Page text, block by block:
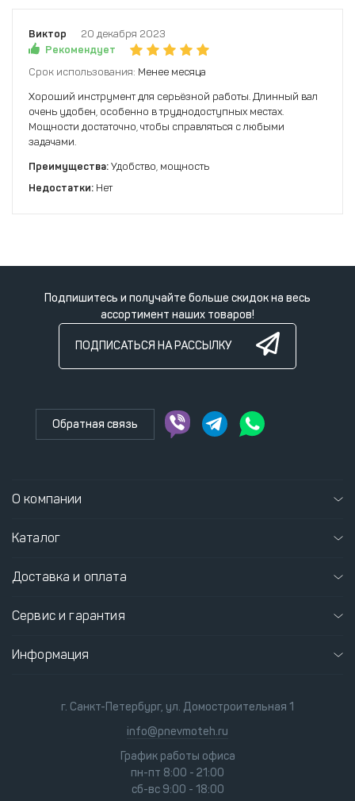
Виктор
20 декабря 2023
Рекомендует
Срок использования: Менее месяца
Хороший инструмент для серьёзной работы. Длинный вал
очень удобен, особенно в труднодоступных местах.
Мощности достаточно, чтобы справляться с любыми
задачами.
Преимущества: Удобство, мощность
Недостатки: Нет
Подпишитесь и получайте больше скидок на весь
ассортимент наших товаров!
ПОДПИСАТЬСЯ НА РАССЫЛКУ
Обратная связь
О компании
Каталог
Доставка и оплата
Сервис и гарантия
Информация
г. Санкт-Петербург, ул. Домостроительная 1
info@pnevmoteh.ru
График работы офиса
пн-пт 8:00 - 21:00
сб-вс 9:00 - 18:00